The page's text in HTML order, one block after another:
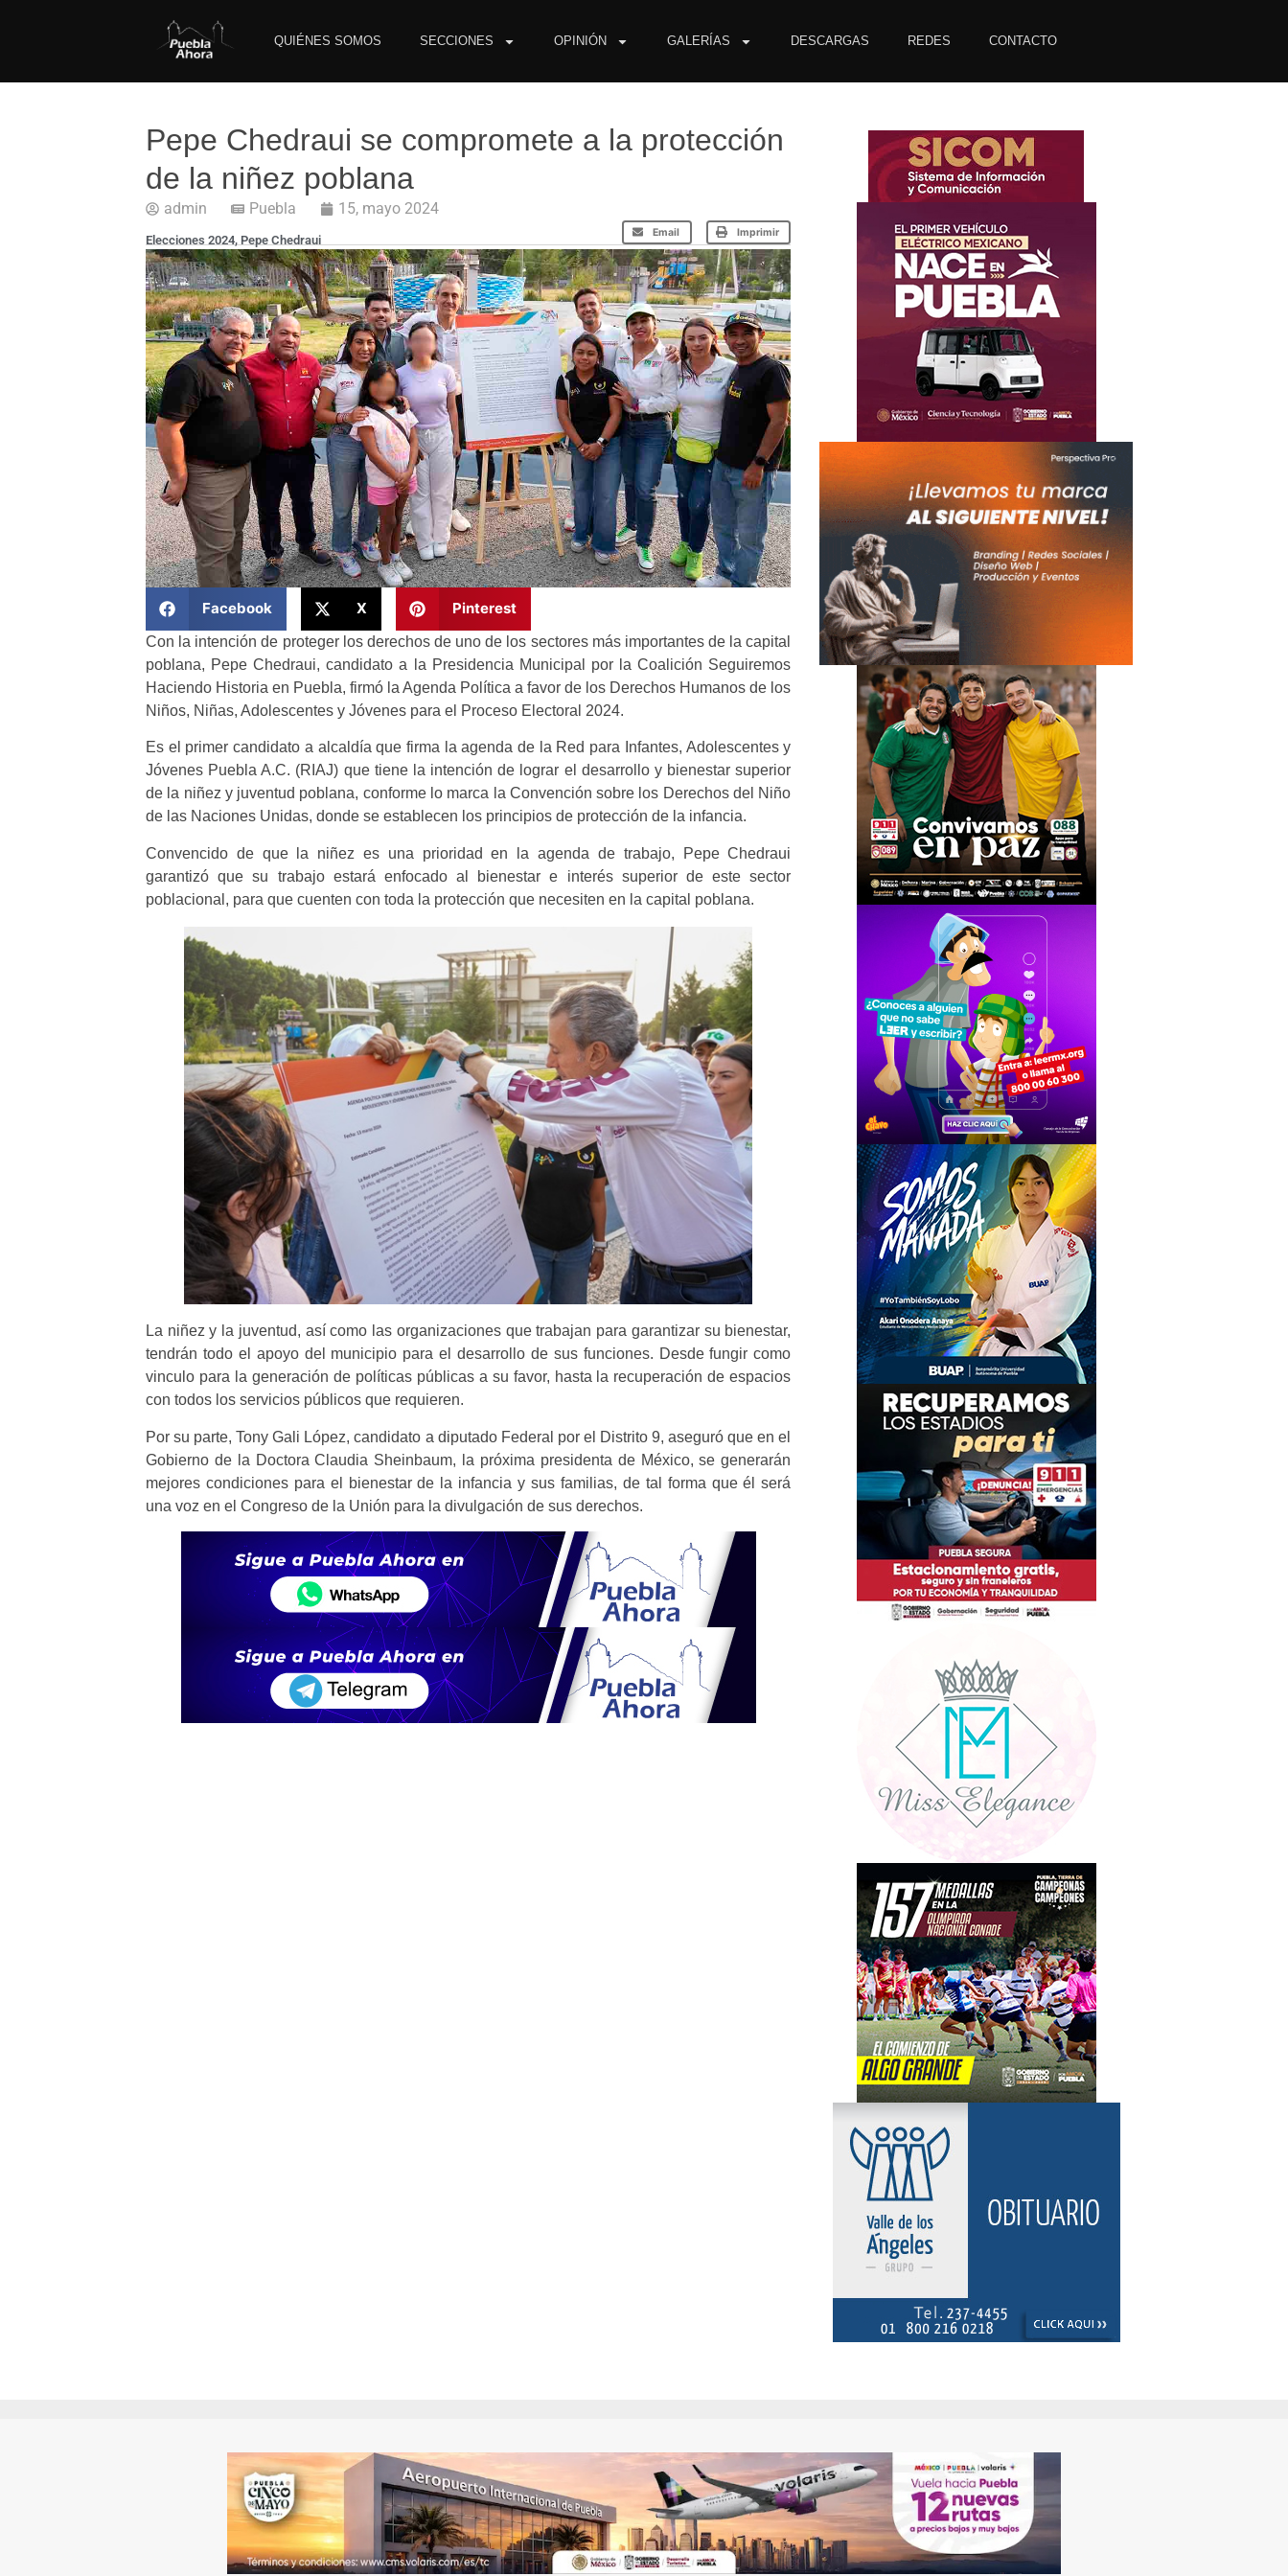
QUIÉNES SOMOS SECCIONES OPINIÓN GALERÍAS DESCARGAS REDES CONTACTO
Pepe Chedraui se compromete a la protección
de la niñez poblana
admin Puebla 15, mayo 2024
Email Imprimir
Elecciones 2024, Pepe Chedraui
Facebook X Pinterest
Con la intención de proteger los derechos de uno de los sectores más importantes de la capital
poblana, Pepe Chedraui, candidato a la Presidencia Municipal por la Coalición Seguiremos
Haciendo Historia en Puebla, firmó la Agenda Política a favor de los Derechos Humanos de los
Niños, Niñas, Adolescentes y Jóvenes para el Proceso Electoral 2024.
Es el primer candidato a alcaldía que firma la agenda de la Red para Infantes, Adolescentes y
Jóvenes Puebla A.C. (RIAJ) que tiene la intención de lograr el desarrollo y bienestar superior
de la niñez y juventud poblana, conforme lo marca la Convención sobre los Derechos del Niño
de las Naciones Unidas, donde se establecen los principios de protección de la infancia.
Convencido de que la niñez es una prioridad en la agenda de trabajo, Pepe Chedraui
garantizó que su trabajo estará enfocado al bienestar e interés superior de este sector
poblacional, para que cuenten con toda la protección que necesiten en la capital poblana.
La niñez y la juventud, así como las organizaciones que trabajan para garantizar su bienestar,
tendrán todo el apoyo del municipio para el desarrollo de sus funciones. Desde fungir como
vinculo para la generación de políticas públicas a su favor, hasta la recuperación de espacios
con todos los servicios públicos que requieren.
Por su parte, Tony Gali López, candidato a diputado Federal por el Distrito 9, aseguró que en el
Gobierno de la Doctora Claudia Sheinbaum, la próxima presidenta de México, se generarán
mejores condiciones para el bienestar de la infancia y sus familias, de tal forma que él será
una voz en el Congreso de la Unión para la divulgación de sus derechos.